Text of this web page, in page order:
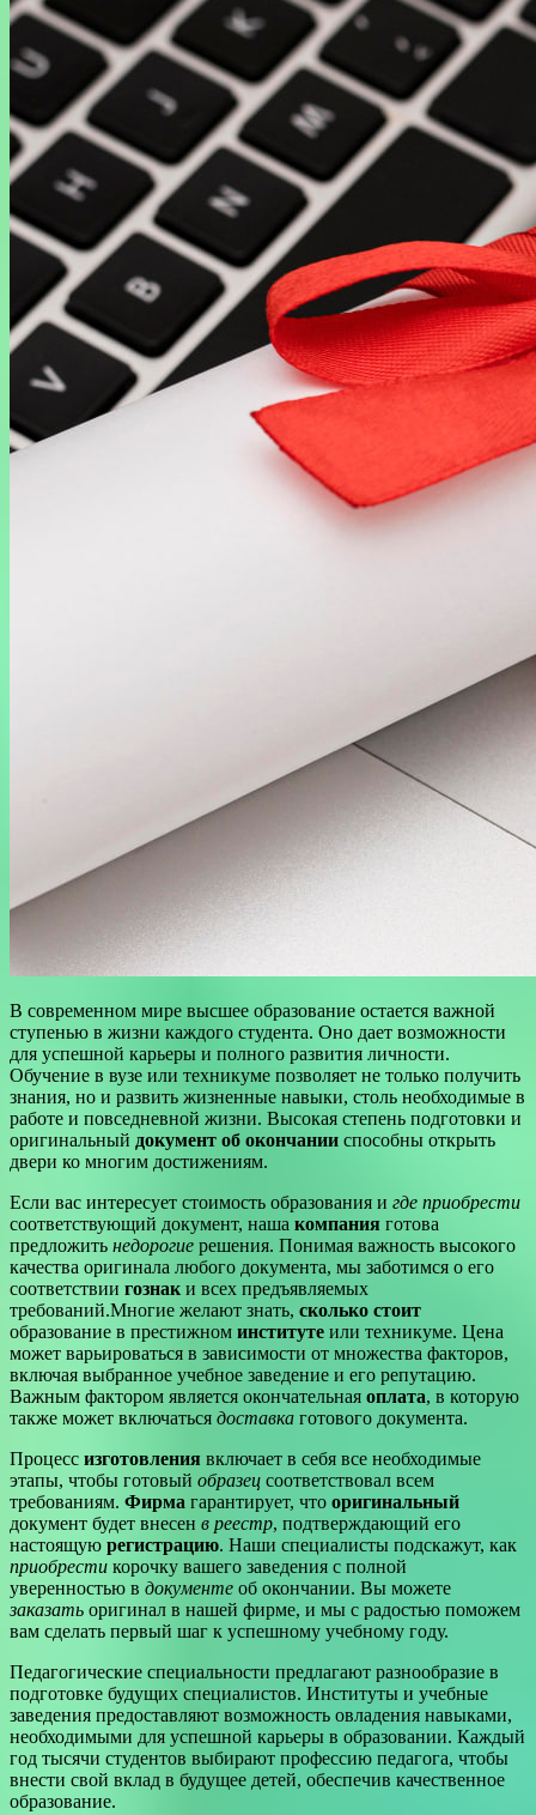
В современном мире высшее образование остается важной
ступенью в жизни каждого студента. Оно дает возможности
для успешной карьеры и полного развития личности.
Обучение в вузе или техникуме позволяет не только получить
знания, но и развить жизненные навыки, столь необходимые в
работе и повседневной жизни. Высокая степень подготовки и
оригинальный документ об окончании способны открыть
двери ко многим достижениям.
Если вас интересует стоимость образования и где приобрести
соответствующий документ, наша компания готова
предложить недорогие решения. Понимая важность высокого
качества оригинала любого документа, мы заботимся о его
соответствии гознак и всех предъявляемых
требований.Многие желают знать, сколько стоит
образование в престижном институте или техникуме. Цена
может варьироваться в зависимости от множества факторов,
включая выбранное учебное заведение и его репутацию.
Важным фактором является окончательная оплата, в которую
также может включаться доставка готового документа.
Процесс изготовления включает в себя все необходимые
этапы, чтобы готовый образец соответствовал всем
требованиям. Фирма гарантирует, что оригинальный
документ будет внесен в реестр, подтверждающий его
настоящую регистрацию. Наши специалисты подскажут, как
приобрести корочку вашего заведения с полной
уверенностью в документе об окончании. Вы можете
заказать оригинал в нашей фирме, и мы с радостью поможем
вам сделать первый шаг к успешному учебному году.
Педагогические специальности предлагают разнообразие в
подготовке будущих специалистов. Институты и учебные
заведения предоставляют возможность овладения навыками,
необходимыми для успешной карьеры в образовании. Каждый
год тысячи студентов выбирают профессию педагога, чтобы
внести свой вклад в будущее детей, обеспечив качественное
образование.